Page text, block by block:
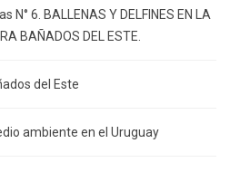
N° 6. BALLENAS Y DELFINES EN LA
BAÑADOS DEL ESTE.
del Este
ambiente en el Uruguay